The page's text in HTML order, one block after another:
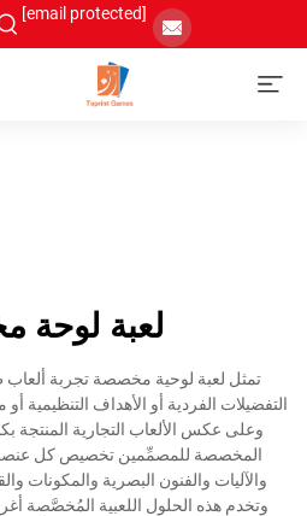
[email protected]
لعبة لوحة
تمثل لعبة لوحية مخصصة تجربة
التفضيلات الفردية أو الأهداف التنظيمية
وعلى عكس الألعاب التجارية المنتجة
المخصصة للمصمِّمين تخصيص كل عنصرٍ
والآليات والفنون البصرية والمكونات
وتخدم هذه الحلول اللعبية المُخصَّصة